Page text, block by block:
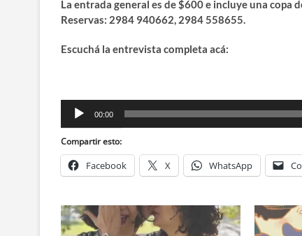
La entrada general es de $600 e incluye una copa
Reservas: 2984 940662, 2984 558655.
Escuchá la entrevista completa acá:
Reproductor
audio
00:00
Compartir esto:
Facebook X WhatsApp